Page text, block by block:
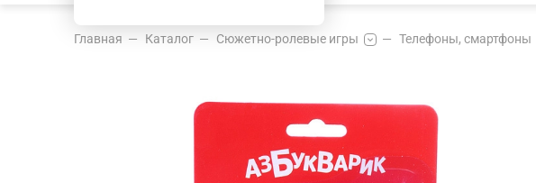
Главная Каталог Сюжетно-ролевые игры Телефоны, смартфоны